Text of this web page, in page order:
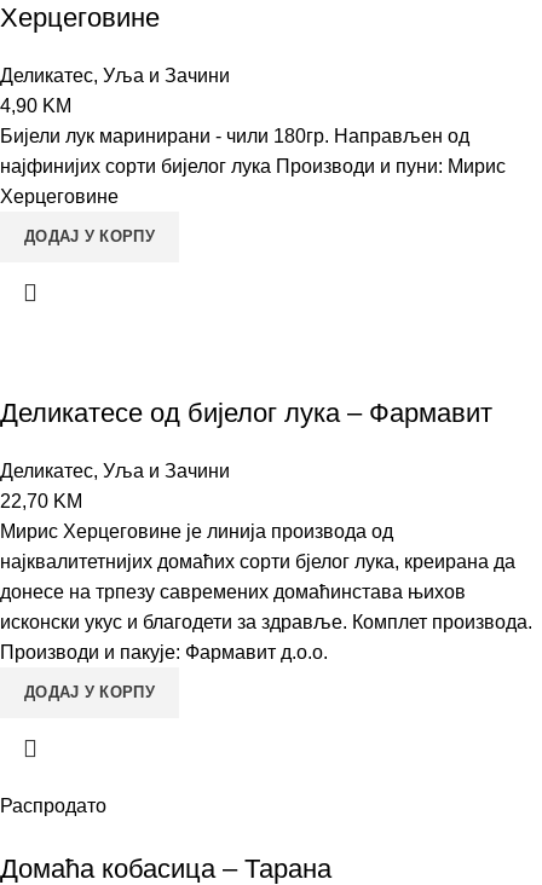
Херцеговине
Деликатес, Уља и Зачини
4,90 KM
Бијели лук маринирани - чили 180гр. Направљен од
најфинијих сорти бијелог лука Производи и пуни: Мирис
Херцеговине
ДОДАЈ У КОРПУ
Деликатесе од бијелог лука – Фармавит
Деликатес, Уља и Зачини
22,70 KM
Мирис Херцеговине је линија производа од
најквалитетнијих домаћих сорти бјелог лука, креирана да
донесе на трпезу савремених домаћинстава њихов
исконски укус и благодети за здравље. Комплет производа.
Производи и пакује: Фармавит д.о.о.
ДОДАЈ У КОРПУ
Распродато
Домаћа кобасица – Тарана